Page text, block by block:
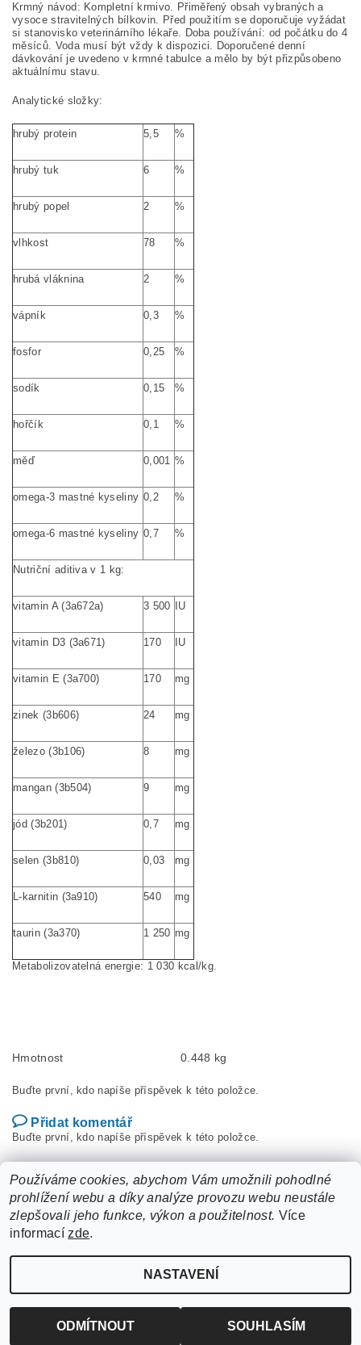
Krmný návod: Kompletní krmivo. Přiměřený obsah vybraných a
vysoce stravitelných bílkovin. Před použitím se doporučuje vyžádat
si stanovisko veterinárního lékaře. Doba používání: od počátku do 4
měsíců. Voda musí být vždy k dispozici. Doporučené denní
dávkování je uvedeno v krmné tabulce a mělo by být přizpůsobeno
aktuálnímu stavu.
Analytické složky:
hrubý protein 5,5 %
hrubý tuk 6 %
hrubý popel 2 %
vlhkost 78 %
hrubá vláknina 2 %
vápník 0,3 %
fosfor 0,25 %
sodík 0,15 %
hořčík 0,1 %
měď 0,001 %
omega-3 mastné kyseliny 0,2 %
omega-6 mastné kyseliny 0,7 %
Nutriční aditiva v 1 kg:
vitamin A (3a672a) 3 500 IU
vitamin D3 (3a671) 170 IU
vitamin E (3a700) 170 mg
zinek (3b606) 24 mg
železo (3b106) 8 mg
mangan (3b504) 9 mg
jód (3b201) 0,7 mg
selen (3b810) 0,03 mg
L-karnitin (3a910) 540 mg
taurin(3a370) 1 250 mg
Metabolizovatelnáenergie: 1 030 kcal/kg.
Hmotnost 0.448 kg
Buďte první, kdo napíše příspěvek k této položce.
Přidat komentář
Buďte první, kdo napíše příspěvek k této položce.
2026 ©ZooLife.cz, všechna práva vyhrazenaUpravit nastavení cookies
Používáme cookies, abychom Vám umožnili pohodlné
prohlížení webu a díky analýze provozu webu neustále
zlepšovali jeho funkce, výkon a použitelnost. Více
informacízde.
NASTAVENÍ
ODMÍTNOUT SOUHLASÍM